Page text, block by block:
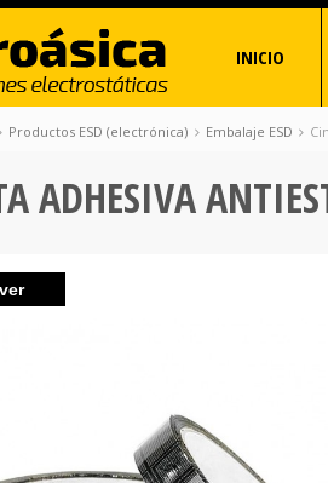
INICIO
Productos ESD (electrónica) Embalaje ESD
ADHESIVA